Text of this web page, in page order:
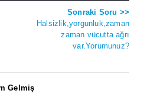
Sonraki Soru >>
Halsizlik,yorgunluk,zaman
zaman vücutta ağrı
var.Yorumunuz?
Gelmiş